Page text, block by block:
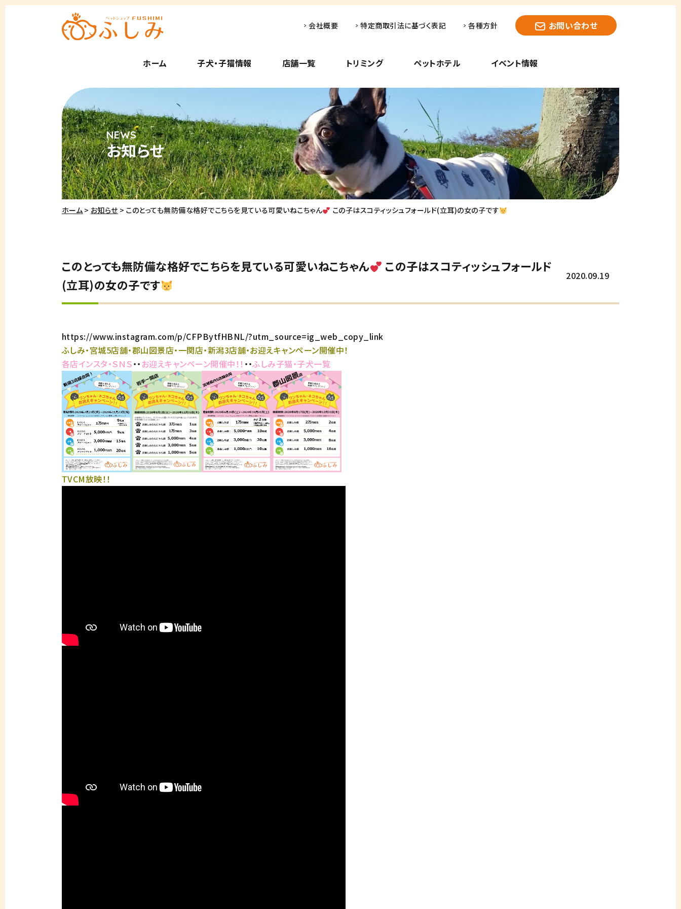
ホーム 子犬・子猫情報 店舗一覧 トリミング ペットホテル イベント情報
会社概要 特定商取引法に基づく表記 各種方針 お問い合わせ
お知らせ
ホーム お知らせ このとっても無防備な格好でこちらを見ている可愛いねこちゃん この子はスコティッシュフォールド(立耳)の女の子です
2020.09.19
このとっても無防備な格好でこちらを見ている可愛いねこちゃん
この子はスコティッシュフォールド
(立耳)の女の子です
https://www.instagram.com/p/CFPBytfHBNL/?utm_source=ig_web_copy_link
ふしみ・宮城5店舗・郡山図景店・一関店・新潟3店舗・お迎えキャンペーン開催中！
各店インスタ・ＳＮＳ・・お迎えキャンペーン開催中！！ ・・ふしみ子猫・子犬一覧
TVCM放映！！